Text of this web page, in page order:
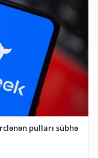
pulları sübhə